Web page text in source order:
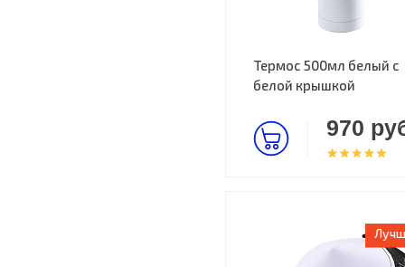
Термос 500мл белый с
белой крышкой
970